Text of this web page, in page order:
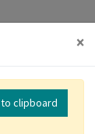
×
clipboard